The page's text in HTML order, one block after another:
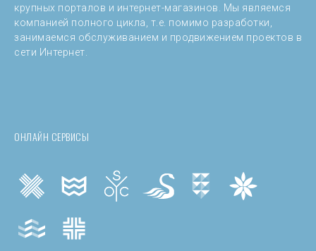
крупных порталов и интернет-магазинов. Мы являемся
компанией полного цикла, т.е. помимо разработки,
занимаемся обслуживанием и продвижением проектов в
сети Интернет.
ОНЛАЙН СЕРВИСЫ